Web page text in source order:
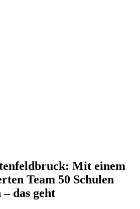
Mit einem
Team 50 Schulen
das geht